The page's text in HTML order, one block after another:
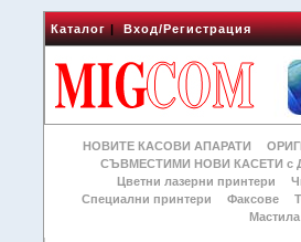
Каталог|Вход/Регистрация
НОВИТЕ КАСОВИ АПАРАТИ
СЪВМЕСТИМИ НОВИ КАСЕТИ с
Цветни лазерни принтери
Специални принтери
Факсове
Мастила